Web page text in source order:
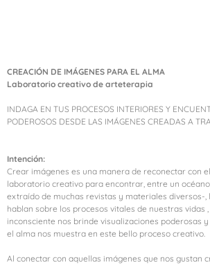
CREACIÓN DE IMÁGENES PARA EL ALMA
Laboratorio creativo de arteterapia
INDAGA EN TUS PROCESOS INTERIORES Y
PODEROSOS DESDE LAS IMÁGENES CREADAS A
Intención:
Crear imágenes es una manera de reconectar con
laboratorio creativo para encontrar, entre un
extraído de muchas revistas y materiales diversos-,
hablan sobre los procesos vitales de nuestras vidas
inconsciente nos brinde visualizaciones poderosas
el alma nos muestra en este bello proceso creativo.
Al conectar con aquellas imágenes que nos gustan